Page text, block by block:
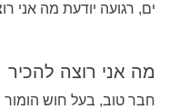
ים, רגועה יודעת מה אני
מה אני רוצה להכיר
חבר טוב, בעל חוש הומור